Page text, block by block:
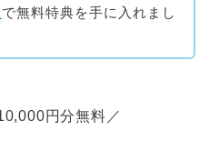
で無料特典を手に入れまし
円分無料／